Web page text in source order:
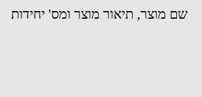
שם מוצר, תיאור מוצר ומס' יחידות